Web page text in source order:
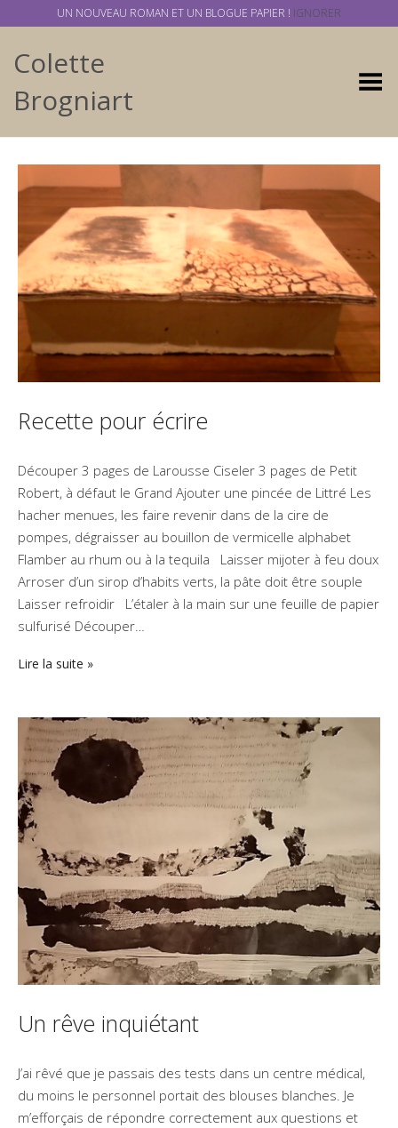
Colette
Brogniart
Basculer
Recette pour écrire
Découper 3 pages de Larousse Ciseler 3 pages de Petit
Robert, à défaut le Grand Ajouter une pincée de Littré Les
hacher menues, les faire revenir dans de la cire de
pompes, dégraisser au bouillon de vermicelle alphabet
Flamber au rhum ou à la tequila Laisser mijoter à feu doux
Arroser d’un sirop d’habits verts, la pâte doit être souple
Laisser refroidir L’étaler à la main sur une feuille de papier
sulfurisé Découper…
Lire la suite
Un rêve inquiétant
J’ai rêvé que je passais des tests dans un centre médical,
du moins le personnel portait des blouses blanches. Je
m’efforçais de répondre correctement aux questions et
UN NOUVEAU ROMAN ET UN BLOGUE PAPIER ! IGNORER